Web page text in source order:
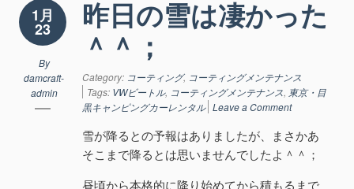
1月
23
By
damcraft-
admin
昨日の雪は凄かった
＾＾；
Category: コーティング, コーティングメンテナンス
Tags: VWビートル, コーティングメンテナンス, 東京・目
黒キャンピングカーレンタル Leave a Comment
雪が降るとの予報はありましたが、まさかあ
そこまで降るとは思いませんでしたよ＾＾；
昼頃から本格的に降り始めてから積もるまで